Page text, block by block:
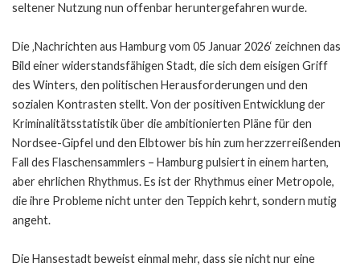
seltener Nutzung nun offenbar heruntergefahren wurde.
Die ‚Nachrichten aus Hamburg vom 05 Januar 2026‘ zeichnen das
Bild einer widerstandsfähigen Stadt, die sich dem eisigen Griff
des Winters, den politischen Herausforderungen und den
sozialen Kontrasten stellt. Von der positiven Entwicklung der
Kriminalitätsstatistik über die ambitionierten Pläne für den
Nordsee-Gipfel und den Elbtower bis hin zum herzzerreißenden
Fall des Flaschensammlers – Hamburg pulsiert in einem harten,
aber ehrlichen Rhythmus. Es ist der Rhythmus einer Metropole,
die ihre Probleme nicht unter den Teppich kehrt, sondern mutig
angeht.
Die Hansestadt beweist einmal mehr, dass sie nicht nur eine